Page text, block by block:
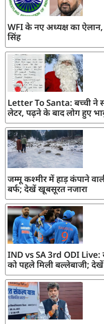
WFI के नए अध्यक्ष का
सिंह
Letter To Santa: बच्ची ने
लेटर, पढ़ने के बाद लोग हुए
जम्मू कश्मीर में हाड़ कंपाने
बर्फ; देखें खूबसूरत नजारा
IND vs SA 3rd ODI Live:
को पहले मिली बल्लेबाजी;